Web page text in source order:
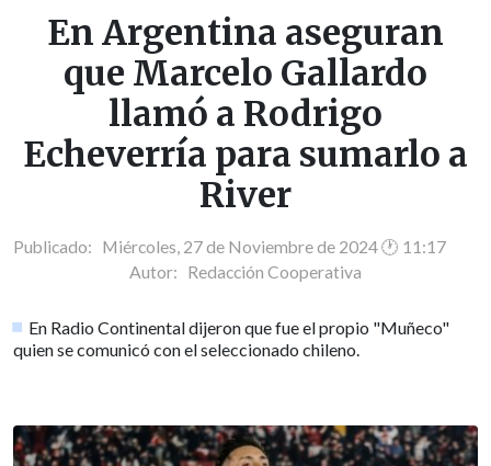
En Argentina aseguran
que Marcelo Gallardo
llamó a Rodrigo
Echeverría para sumarlo a
River
Publicado: Miércoles, 27 de Noviembre de 2024 🕐 11:17
Autor: Redacción Cooperativa
En Radio Continental dijeron que fue el propio "Muñeco"
quien se comunicó con el seleccionado chileno.